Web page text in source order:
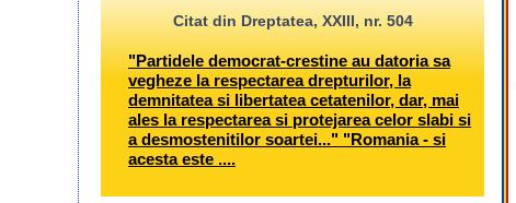
Citat din Dreptatea, XXIII, nr. 504
"Partidele democrat-crestine au datoria sa
vegheze la respectarea drepturilor, la
demnitatea si libertatea cetatenilor, dar, mai
ales la respectarea si protejarea celor slabi si
a desmostenitilor soartei..." "Romania - si
acesta este ....